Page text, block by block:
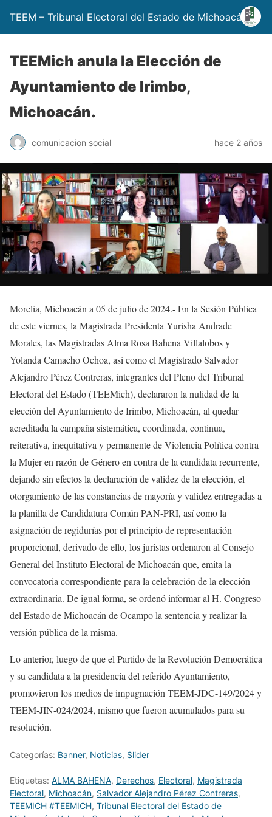
TEEM – Tribunal Electoral del Estado de Michoacán
TEEMich anula la Elección de
Ayuntamiento de Irimbo,
Michoacán.
comunicacion social hace 2 años
Morelia, Michoacán a 05 de julio de 2024.- En la Sesión Pública
de este viernes, la Magistrada Presidenta Yurisha Andrade
Morales, las Magistradas Alma Rosa Bahena Villalobos y
Yolanda Camacho Ochoa, así como el Magistrado Salvador
Alejandro Pérez Contreras, integrantes del Pleno del Tribunal
Electoral del Estado (TEEMich), declararon la nulidad de la
elección del Ayuntamiento de Irimbo, Michoacán, al quedar
acreditada la campaña sistemática, coordinada, continua,
reiterativa, inequitativa y permanente de Violencia Política contra
la Mujer en razón de Género en contra de la candidata recurrente,
dejando sin efectos la declaración de validez de la elección, el
otorgamiento de las constancias de mayoría y validez entregadas a
la planilla de Candidatura Común PAN-PRI, así como la
asignación de regidurías por el principio de representación
proporcional, derivado de ello, los juristas ordenaron al Consejo
General del Instituto Electoral de Michoacán que, emita la
convocatoria correspondiente para la celebración de la elección
extraordinaria. De igual forma, se ordenó informar al H. Congreso
del Estado de Michoacán de Ocampo la sentencia y realizar la
versión pública de la misma.
Lo anterior, luego de que el Partido de la Revolución Democrática
y su candidata a la presidencia del referido Ayuntamiento,
promovieron los medios de impugnación TEEM-JDC-149/2024 y
TEEM-JIN-024/2024, mismo que fueron acumulados para su
resolución.
Categorías: Banner, Noticias, Slider
Etiquetas: ALMA BAHENA, Derechos, Electoral, Magistrada
Electoral, Michoacán, Salvador Alejandro Pérez Contreras,
TEEMICH #TEEMICH, Tribunal Electoral del Estado de